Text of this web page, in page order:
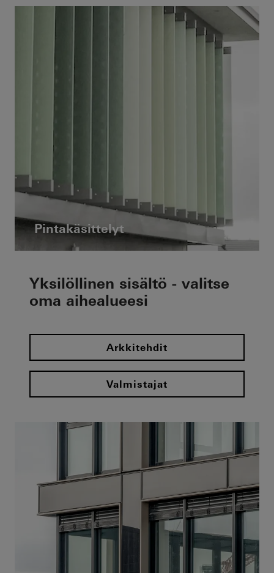
Pintakäsittelyt
Yksilöllinen sisältö - valitse
oma aihealueesi
Arkkitehdit
Valmistajat